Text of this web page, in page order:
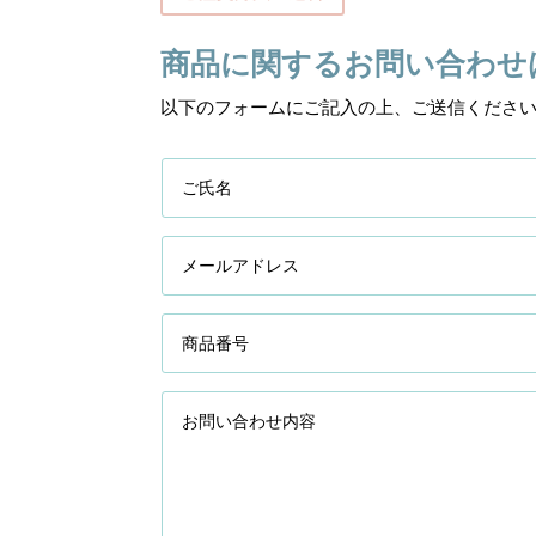
商品に関するお問い合わ
以下のフォームにご記入の上、ご送信ください